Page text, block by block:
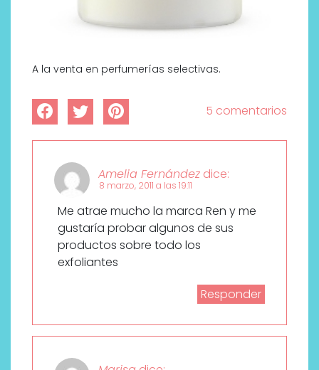
A la venta en perfumerías selectivas.
5 comentarios
Amelia Fernández dice:
8 marzo, 2011 a las 19:11
Me atrae mucho la marca Ren y me
gustaría probar algunos de sus
productos sobre todo los
exfoliantes
Responder